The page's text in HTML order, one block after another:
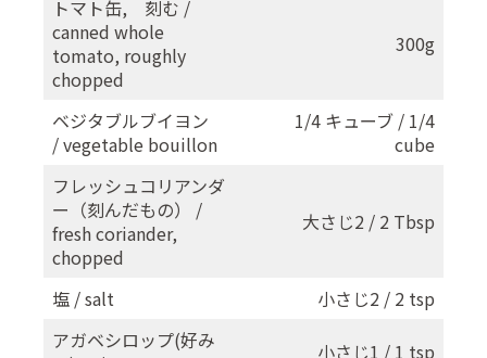
トマト缶, 刻む /
canned whole
tomato, roughly
chopped
300g
ベジタブルブイヨン
/ vegetable bouillon
1/4 キューブ / 1/4
cube
フレッシュコリアンダ
ー（刻んだもの） /
fresh coriander,
chopped
大さじ2 / 2 Tbsp
塩 / salt
小さじ2 / 2 tsp
アガベシロップ(好み
小さじ1 / 1 tsp